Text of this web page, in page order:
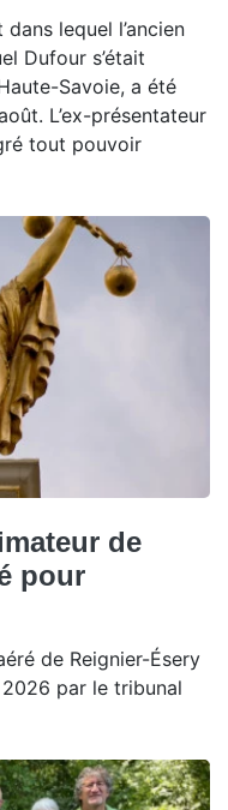
lequel l’ancien
Dufour s’était
Savoie, a été
L’ex-présentateur
tout pouvoir
de
pour
de Reignier-Ésery
par le tribunal